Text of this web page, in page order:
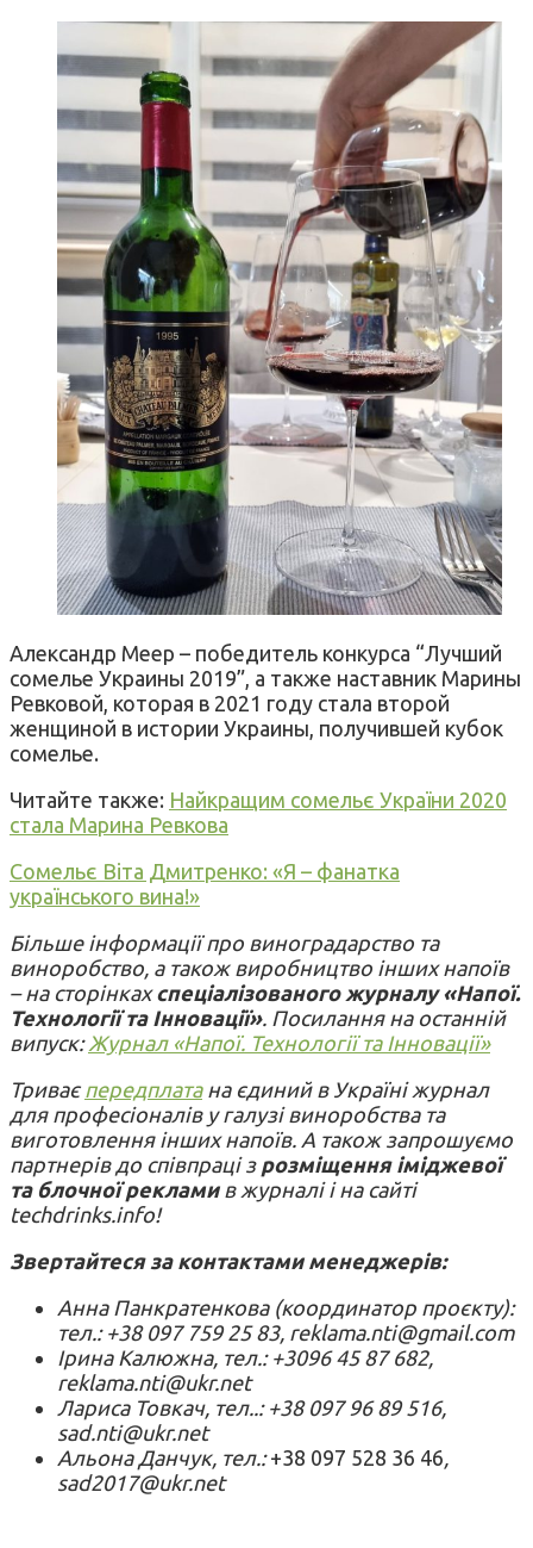
Александр Меер – победитель конкурса “Лучший
сомелье Украины 2019”, а также наставник Марины
Ревковой, которая в 2021 году стала второй
женщиной в истории Украины, получившей кубок
сомелье.
Читайте также: Найкращим сомельє України 2020
стала Марина Ревкова
Сомельє Віта Дмитренко: «Я – фанатка
українського вина!»
Більше інформації про виноградарство та
виноробство, а також виробництво інших напоїв
– на сторінкахспеціалізованого журналу «Напої.
Технології та Інновації». Посилання на останній
випуск: Журнал «Напої. Технології та Інновації»
Триває передплатана єдиний в Україні журнал
для професіоналів у галузі виноробства та
виготовлення інших напоїв. А також запрошуємо
партнерів до співпраці зрозміщення іміджевої
та блочної рекламив журналі і на сайті
techdrinks.info!
Звертайтеся за контактами менеджерів:
Анна Панкратенкова (координатор проєкту):
тел.: +38 097 759 25 83, reklama.nti@gmail.com
Ірина Калюжна, тел.: +3096 45 87 682,
reklama.nti@ukr.net
Лариса Товкач, тел..: +38 097 96 89 516,
sad.nti@ukr.net
Альона Данчук, тел.:+38 097 528 36 46
sad2017@ukr.net